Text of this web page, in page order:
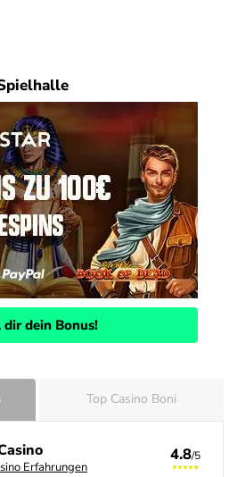
dir dein Bonus!
Top Casino Boni
Erfahrungen
4.8/5